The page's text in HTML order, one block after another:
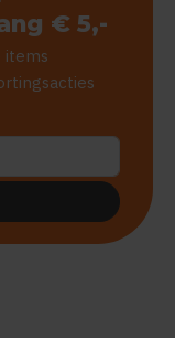
€ 5,-
items